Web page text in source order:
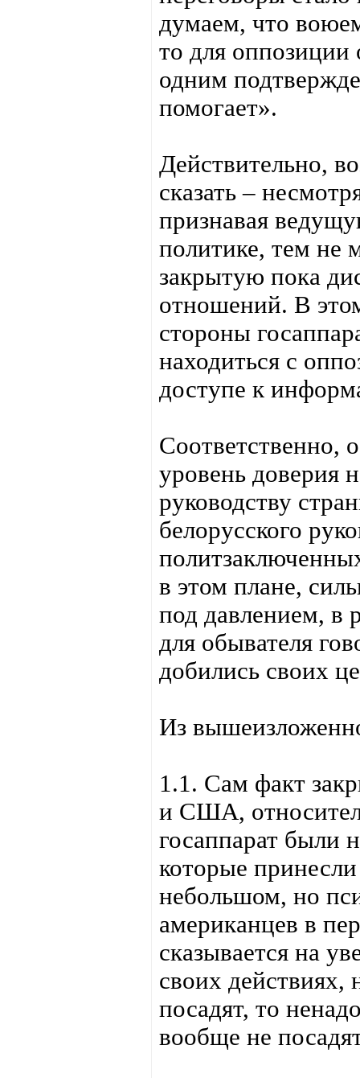
думаем, что
то для оппозиции
одним
помогает».
Действительно,
сказать –
признавая
политике, тем не
закрытую пока
отношений. В
стороны
находиться с
доступе к
Соответственно,
уровень доверия
руководству
белорусского
в этом плане,
под давлением, в
для обывателя
добились своих
Из
1.1. Сам факт
и США,
госаппарат были
которые
небольшом, но
американцев в
сказывается на
своих действиях,
посадят, то
вообще не